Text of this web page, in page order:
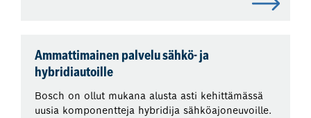
Ammattimainen palvelu sähkö- ja
hybridiautoille
Bosch on ollut mukana alusta asti kehittämässä
uusia komponentteja hybridija sähköajoneuvoille.